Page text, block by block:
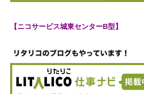
【ニコサービス城東センターB型】